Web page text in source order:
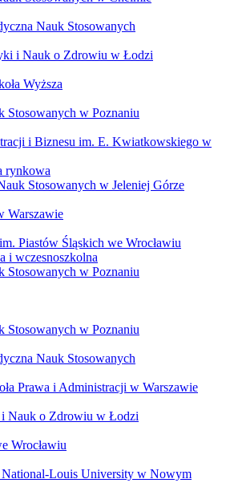
Nauk Stosowanych
i Nauk o Zdrowiu w Łodzi
Wyższa
Stosowanych w Poznaniu
i Biznesu im. E. Kwiatkowskiego w
rynkowa
Stosowanych w Jeleniej Górze
Warszawie
Piastów Śląskich we Wrocławiu
i wczesnoszkolna
Stosowanych w Poznaniu
Stosowanych w Poznaniu
Nauk Stosowanych
Prawa i Administracji w Warszawie
i Nauk o Zdrowiu w Łodzi
Wrocławiu
National-Louis University w Nowym